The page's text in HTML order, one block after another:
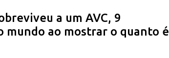
a um AVC, 9
mundo ao mostrar o quanto é